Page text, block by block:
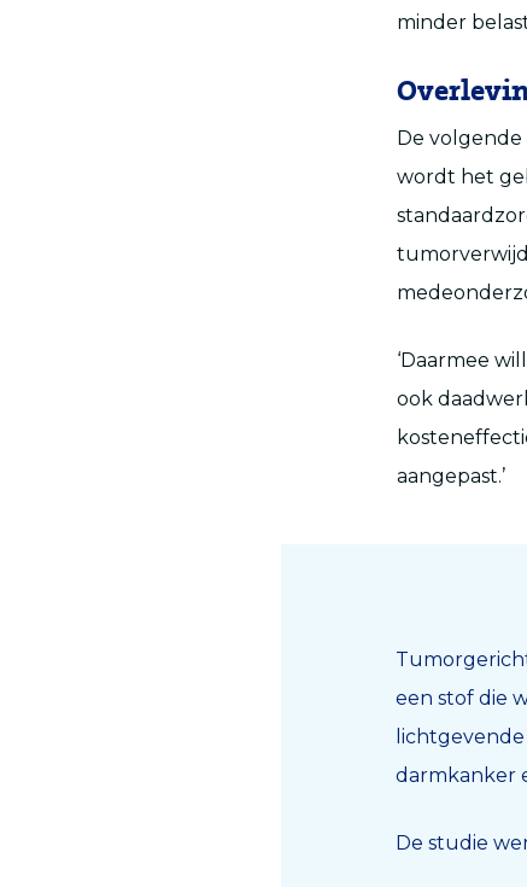
minder
De
wordt het
‘Daarmee
ook
aangepast.’
een stof die
darmkanker
De studie